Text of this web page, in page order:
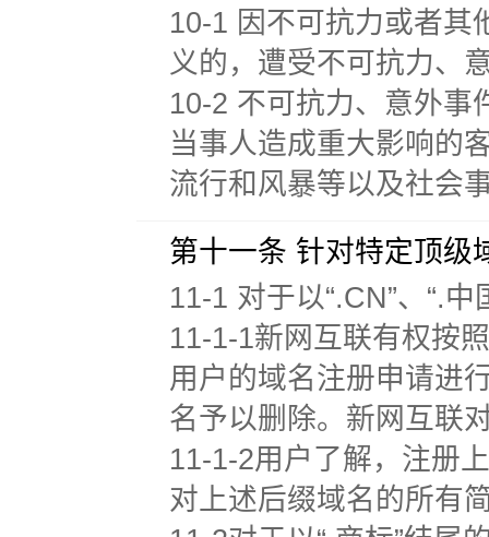
10-1 因不可抗力或者其
义的，遭受不可抗力、
10-2 不可抗力、意外事
当事人造成重大影响的
流行和风暴等以及社会
第十一条 针对特定顶级
11-1 对于以“.CN”、“.
11-1-1新网互联有权按
用户的域名注册申请进
名予以删除。新网互联
11-1-2用户了解，注册
对上述后缀域名的所有